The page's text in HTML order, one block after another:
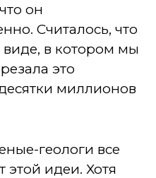
он
Считалось, что
в котором мы
это
миллионов
геологи все
этой идеи. Хотя